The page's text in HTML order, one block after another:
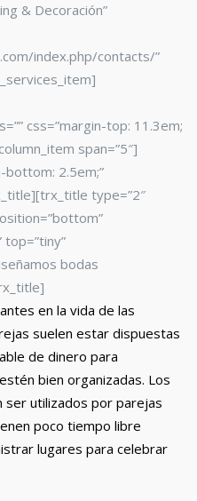
& Decoración”
index.php/contacts/”
css=”margin-top: 11.3em;
span=”5″]
bottom: 2.5em;”
type=”2″
bodas
en la vida de las
suelen estar dispuestas
de dinero para
bien organizadas. Los
ser utilizados por parejas
poco tiempo libre
lugares para celebrar